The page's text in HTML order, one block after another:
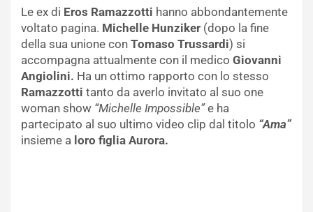
Le ex di Eros Ramazzotti hanno abbondantemente
voltato pagina. Michelle Hunziker (dopo la fine
della sua unione con Tomaso Trussardi) si
accompagna attualmente con il medico Giovanni
Angiolini. Ha un ottimo rapporto con lo stesso
Ramazzotti tanto da averlo invitato al suo one
woman show “Michelle Impossible”e ha
partecipato al suo ultimo video clip dal titolo “Ama”
insieme a loro figlia Aurora.